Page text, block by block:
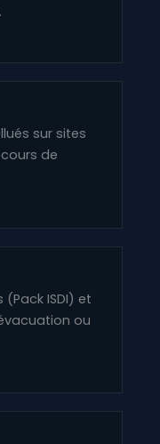
sur sites
de
ISDI) et
ou